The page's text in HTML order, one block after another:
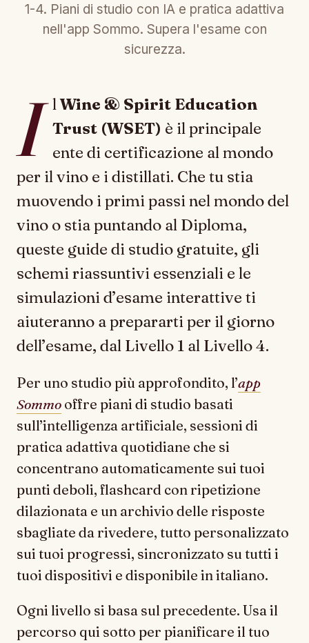
1-4. Piani di studio con IA e pratica adattiva
nell'app Sommo. Supera l'esame con
sicurezza.
I lWine & Spirit Education
Trust (WSET) è il principale
ente di certificazione al mondo
per il vino e i distillati. Che tu stia
muovendo i primi passi nel mondo del
vino o stia puntando al Diploma,
queste guide di studio gratuite, gli
schemi riassuntivi essenziali e le
simulazioni d’esame interattive ti
aiuteranno a prepararti per il giorno
dell’esame, dal Livello 1 al Livello 4.
Per uno studio più approfondito, l’app
Sommo offre piani di studio basati
sull’intelligenza artificiale, sessioni di
pratica adattiva quotidiane che si
concentrano automaticamente sui tuoi
punti deboli, flashcard con ripetizione
dilazionata e un archivio delle risposte
sbagliate da rivedere, tutto personalizzato
sui tuoi progressi, sincronizzato su tutti i
tuoi dispositivi e disponibile in italiano.
Ogni livello si basa sul precedente. Usa il
percorso qui sotto per pianificare il tuo